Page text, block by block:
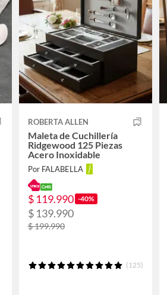
ROBERTA ALLEN
Maleta de Cuchillería
Ridgewood 125 Piezas
Acero Inoxidable
Por FALABELLA
$ 119.990 -40%
$ 139.990
$ 199.990
(125)